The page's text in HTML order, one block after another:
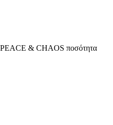
& CHAOS ποσότητα